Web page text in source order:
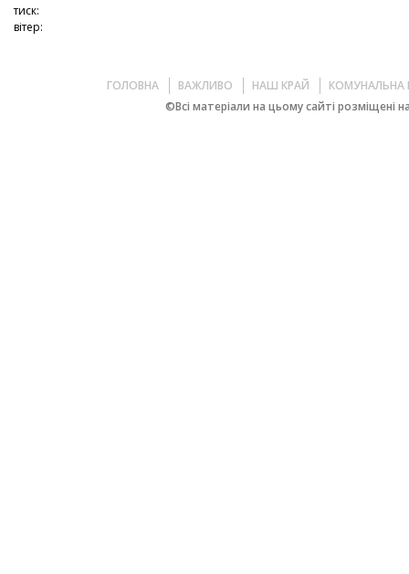
тиск:
вітер:
ГОЛОВНА ВАЖЛИВО НАШ КРАЙ
КОМУНАЛЬНА
©Всі матеріали на цьому сайті розміщені